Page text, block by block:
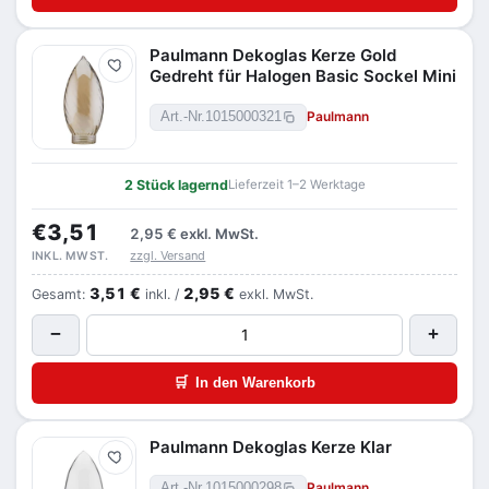
Merken
Paulmann Dekoglas Kerze Gold
Gedreht für Halogen Basic Sockel Mini
Art.-Nr. 1015000321 Paulmann
2 Stück lagerndLieferzeit 1–2 Werktage
€3,51 2,95 € exkl. MwSt.
INKL. MWST. zzgl. Versand
Gesamt: 3,51 € inkl. / 2,95 € exkl. MwSt.
− +
🛒 In den Warenkorb
Merken
Paulmann Dekoglas Kerze Klar